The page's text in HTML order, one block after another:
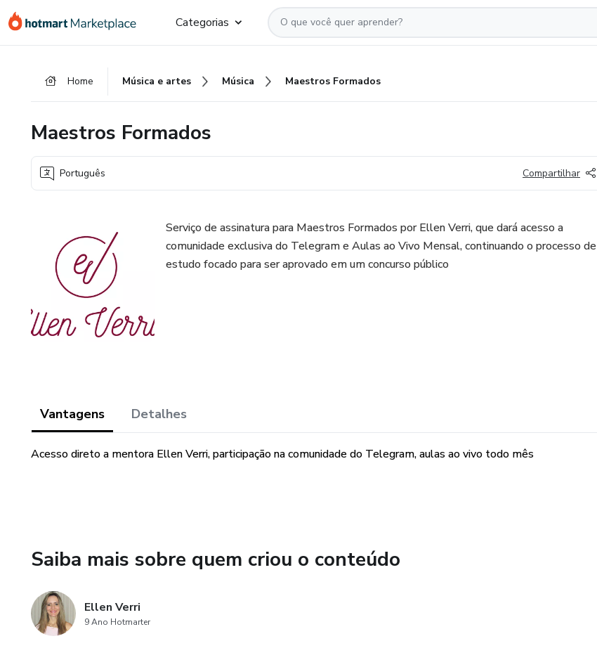
para
para
para
Categorias
Home Música e artes Música Maestros Formados
Maestros Formados
Português Compartilhar
Serviço de assinatura para Maestros Formados por Ellen Verri, que dará acesso a
comunidade exclusiva do Telegram e Aulas ao Vivo Mensal, continuando o processo de
estudo focado para ser aprovado em um concurso público
Vantagens Detalhes
Acesso direto a mentora Ellen Verri, participação na comunidade do Telegram, aulas ao vivo todo mês
Saiba mais sobre quem criou o conteúdo
Ellen Verri
9 Ano Hotmarter